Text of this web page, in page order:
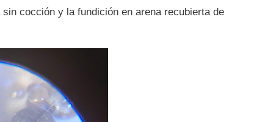
cocción y la fundición en arena recubierta de